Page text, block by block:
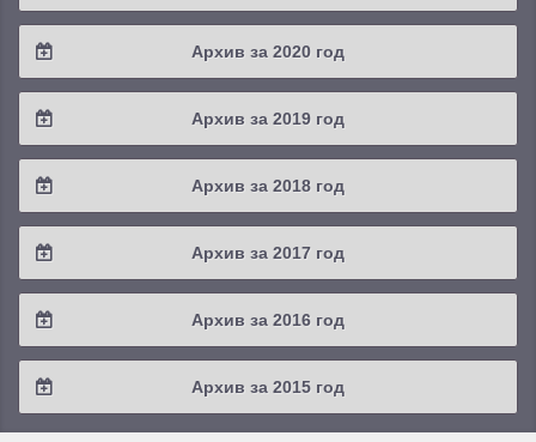
2023 / #1
2022 / #3
2022 / #1
2021 / #4
2021 / #3
2021 / #1
Архив за 2020 год
2020 / #4
2020 / #3
2020 / #1
Архив за 2019 год
2019 / #4
2019 / #3
2019 / #1
Архив за 2018 год
2018 / #4
2018 / #3
2018 / #1
Архив за 2017 год
2017 / #4
2017 / #3
Архив за 2016 год
2016 / #4
2016 / #3
Архив за 2015 год
2015 / #3